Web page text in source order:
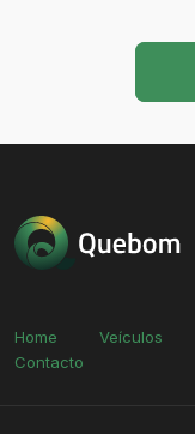
Home Veículos
Contacto